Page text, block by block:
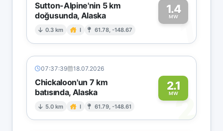
Sutton-Alpine'nin 5 km
doğusunda, Alaska
0.3 km I 61.78, -148.67
1.4
MW1
07:37:39 18.07.2026
Chickaloon'un 7 km
batısında, Alaska
5.0 km I 61.79, -148.61
2.1
MW2